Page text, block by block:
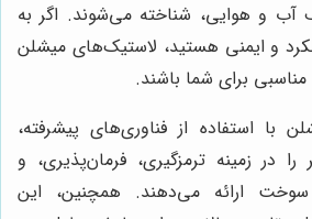
آب و هوایی، شناخته می‌شوند. اگر به
و ایمنی هستید، لاستیک‌های میشلن
برای شما باشند.
با استفاده از فناوری‌های پیشرفته،
در زمینه ترمزگیری، فرمان‌پذیری، و
ارائه می‌دهند. همچنین، این